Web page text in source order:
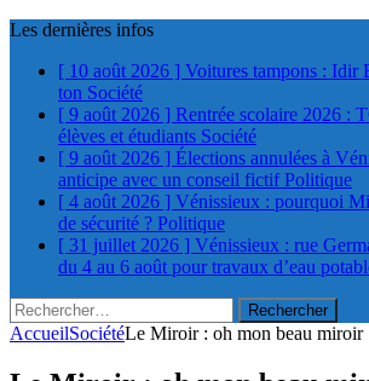
Les dernières infos
[ 10 août 2026 ] Voitures tampons : Idir
ton Société
[ 9 août 2026 ] Rentrée scolaire 2026 :
élèves et étudiants Société
[ 9 août 2026 ] Élections annulées à
anticipe avec un conseil fictifPolitique
[ 4 août 2026 ] Vénissieux : pourquoi
de sécurité ? Politique
[ 31 juillet 2026 ] Vénissieux : rue
du 4 au 6 août pour travaux d’eau
Rechercher :
AccueilSociétéLe Miroir : oh mon beau miroir